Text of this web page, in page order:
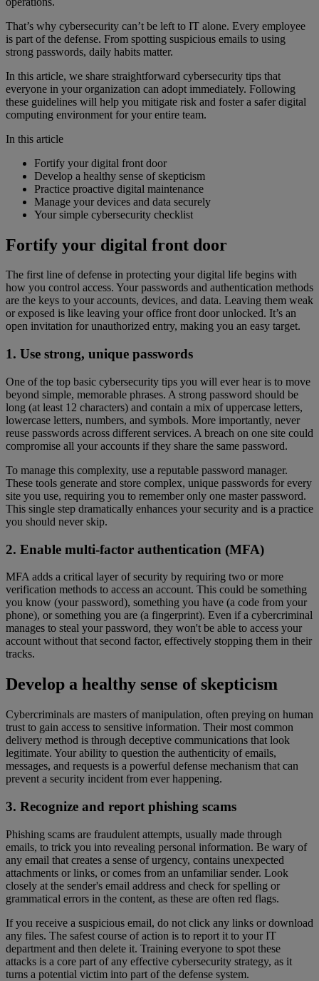
That’s why cybersecurity can’t be left to IT alone. Every employee
is part of the defense. From spotting suspicious emails to using
strong passwords, daily habits matter.
In this article, we share straightforward cybersecurity tips that
everyone in your organization can adopt immediately. Following
these guidelines will help you mitigate risk and foster a safer digital
computing environment for your entire team.
In this article
Fortify your digital front door
Develop a healthy sense of skepticism
Practice proactive digital maintenance
Manage your devices and data securely
Your simple cybersecurity checklist
Fortify your digital front door
The first line of defense in protecting your digital life begins with
how you control access. Your passwords and authentication methods
are the keys to your accounts, devices, and data. Leaving them weak
or exposed is like leaving your office front door unlocked. It’s an
open invitation for unauthorized entry, making you an easy target.
1. Use strong, unique passwords
One of the top basic cybersecurity tips you will ever hear is to move
beyond simple, memorable phrases. A strong password should be
long (at least 12 characters) and contain a mix of uppercase letters,
lowercase letters, numbers, and symbols. More importantly, never
reuse passwords across different services. A breach on one site could
compromise all your accounts if they share the same password.
To manage this complexity, use a reputable password manager.
These tools generate and store complex, unique passwords for every
site you use, requiring you to remember only one master password.
This single step dramatically enhances your security and is a practice
you should never skip.
2. Enable multi-factor authentication (MFA)
MFA adds a critical layer of security by requiring two or more
verification methods to access an account. This could be something
you know (your password), something you have (a code from your
phone), or something you are (a fingerprint). Even if a cybercriminal
manages to steal your password, they won't be able to access your
account without that second factor, effectively stopping them in their
tracks.
Develop a healthy sense of skepticism
Cybercriminals are masters of manipulation, often preying on human
trust to gain access to sensitive information. Their most common
delivery method is through deceptive communications that look
legitimate. Your ability to question the authenticity of emails,
messages, and requests is a powerful defense mechanism that can
prevent a security incident from ever happening.
3. Recognize and report phishing scams
Phishing scams are fraudulent attempts, usually made through
emails, to trick you into revealing personal information. Be wary of
any email that creates a sense of urgency, contains unexpected
attachments or links, or comes from an unfamiliar sender. Look
closely at the sender's email address and check for spelling or
grammatical errors in the content, as these are often red flags.
If you receive a suspicious email, do not click any links or download
any files. The safest course of action is to report it to your IT
department and then delete it. Training everyone to spot these
attacks is a core part of any effective cybersecurity strategy, as it
turns a potential victim into part of the defense system.